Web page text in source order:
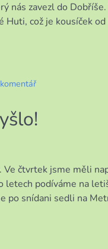
nás zavezl do
Huti, což je kousíček
u
čtvrtek jsme měli
letech podíváme na
po snídani sedli na